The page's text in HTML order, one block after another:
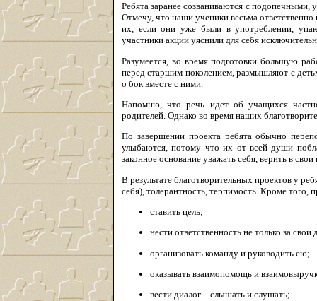
Ребята заранее созваниваются с
Отмечу, что наши ученики весьма
их, если они уже были в употреблении,
участники акции уяснили для себя
Разумеется, во время подготовки большую
перед старшим поколением, размышляют с
о бок вместе с ними.
Напомню, что речь идет об учащихся
родителей. Однако во время наших
По завершении проекта ребята обычно
улыбаются, потому что их от всей души
законное основание уважать себя, верить в
В результате благотворительных проектов у
себя), толерантность, терпимость. Кроме того,
ставить цель;
нести ответственность не только за
организовать команду и руководить ею;
оказывать взаимопомощь и
вести диалог – слышать и слушать;